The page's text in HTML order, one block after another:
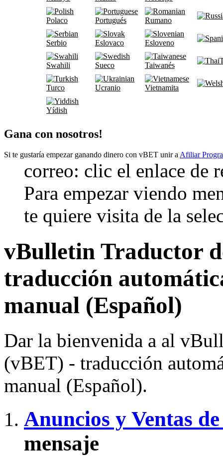
Polaco Portugués Rumano
Serbio Eslovaco Esloveno
Swahili Sueco Taiwanés
Turco Ucranio Vietnamita
Yídish
Gana con nosotros!
Si te gustaría empezar ganando dinero con vBET unir aAfiliar
correo: clic el enlace de
Para empezar viendo
te quiere visita de la
vBulletin Traductor
traducción
manual (Español)
Dar la bienvenida a al
(vBET) - traducción
manual (Español).
Anuncios y Ventas
mensaje